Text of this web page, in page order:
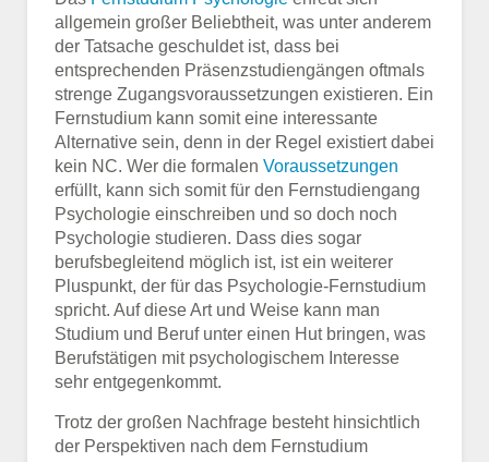
allgemein großer Beliebtheit, was unter anderem
der Tatsache geschuldet ist, dass bei
entsprechenden Präsenzstudiengängen oftmals
strenge Zugangsvoraussetzungen existieren. Ein
Fernstudium kann somit eine interessante
Alternative sein, denn in der Regel existiert dabei
kein NC. Wer die formalen Voraussetzungen
erfüllt, kann sich somit für den Fernstudiengang
Psychologie einschreiben und so doch noch
Psychologie studieren. Dass dies sogar
berufsbegleitend möglich ist, ist ein weiterer
Pluspunkt, der für das Psychologie-Fernstudium
spricht. Auf diese Art und Weise kann man
Studium und Beruf unter einen Hut bringen, was
Berufstätigen mit psychologischem Interesse
sehr entgegenkommt.
Trotz der großen Nachfrage besteht hinsichtlich
der Perspektiven nach dem Fernstudium